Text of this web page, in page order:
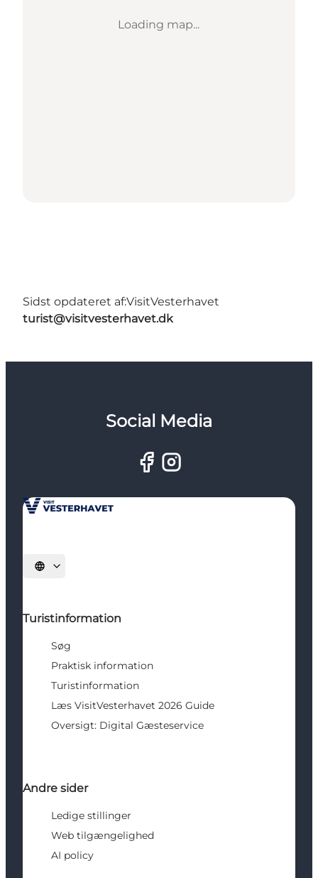
Loading map...
Sidst opdateret af:VisitVesterhavet
turist@visitvesterhavet.dk
Social Media
Vælg sprog
Turistinformation
Søg
Praktisk information
Turistinformation
Læs VisitVesterhavet 2026 Guide
Oversigt: Digital Gæsteservice
Andre sider
Ledige stillinger
Web tilgængelighed
AI policy